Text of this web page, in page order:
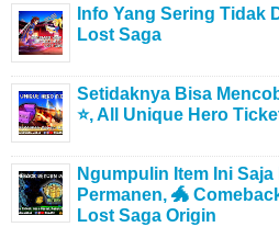
Info Yang Sering Tidak
Lost Saga
Setidaknya Bisa
⭐, All Unique Hero
Ngumpulin Item Ini
Permanen, 🐲
Lost Saga Origin